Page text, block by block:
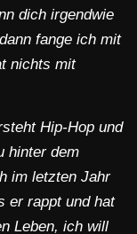
dich irgendwie
fange ich mit
nichts mit
Hip-Hop und
hinter dem
im letzten Jahr
er rappt und hat
Leben, ich will